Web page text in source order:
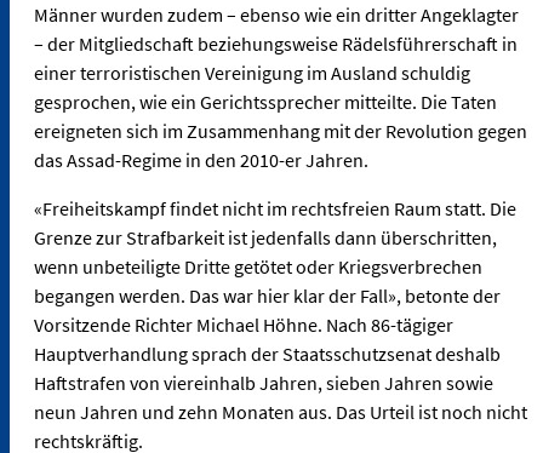
Männer wurden zudem – ebenso wie ein dritter Angeklagter
– der Mitgliedschaft beziehungsweise Rädelsführerschaft in
einer terroristischen Vereinigung im Ausland schuldig
gesprochen, wie ein Gerichtssprecher mitteilte. Die Taten
ereigneten sich im Zusammenhang mit der Revolution gegen
das Assad-Regime in den 2010-er Jahren.
«Freiheitskampf findet nicht im rechtsfreien Raum statt. Die
Grenze zur Strafbarkeit ist jedenfalls dann überschritten,
wenn unbeteiligte Dritte getötet oder Kriegsverbrechen
begangen werden. Das war hier klar der Fall», betonte der
Vorsitzende Richter Michael Höhne. Nach 86-tägiger
Hauptverhandlung sprach der Staatsschutzsenat deshalb
Haftstrafen von viereinhalb Jahren, sieben Jahren sowie
neun Jahren und zehn Monaten aus. Das Urteil ist noch nicht
rechtskräftig.